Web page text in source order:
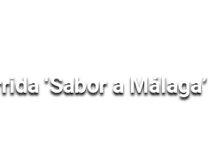
‘Sabor a Málaga’